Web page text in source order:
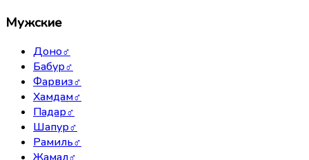
Мужские
Доно♂
Бабур♂
Фарвиз♂
Хамдам♂
Падар♂
Шапур♂
Рамиль♂